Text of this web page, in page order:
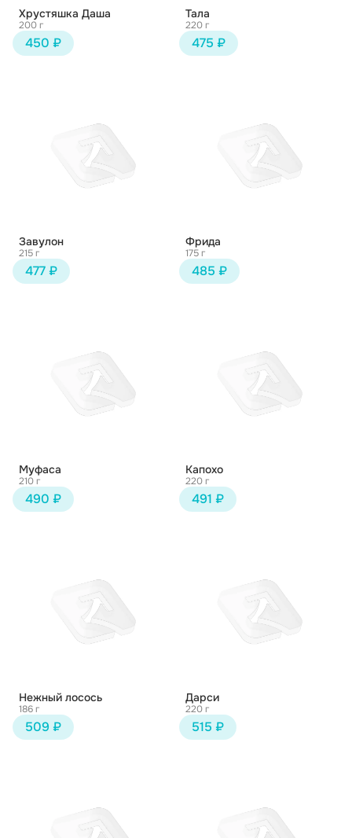
Хрустяшка Даша
200 г
450 ₽
Тала
220 г
475 ₽
Завулон
215 г
477 ₽
Фрида
175 г
485 ₽
Муфаса
210 г
490 ₽
Капохо
220 г
491 ₽
Нежный лосось
186 г
509 ₽
Дарси
220 г
515 ₽